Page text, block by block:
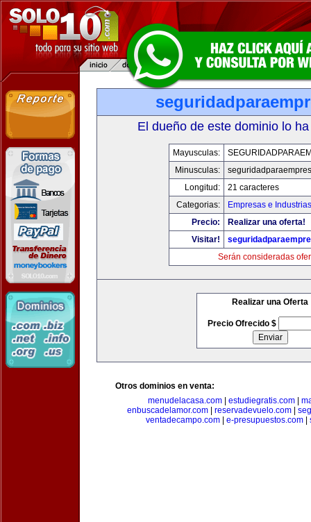
El dueño de este dominio lo
Mayusculas:
Minusculas:
Longitud:
21 caracteres
Categorias:
Empresas e Industrias
Precio:
Realizar una oferta!
Visitar!
Serán consideradas
Realizar una Oferta
Precio Ofrecido $
Otros dominios en venta:
menudelacasa.com
estudiegratis.com
enbuscadelamor.com
reservadevuelo.com
ventadecampo.com| e-presupuestos.com|